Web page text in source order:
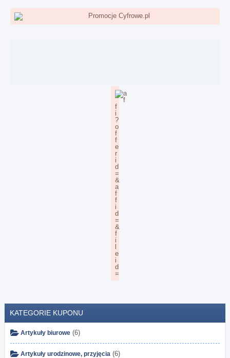
KATEGORIE KUPONU
Artykuły biurowe (6)
Artykuły urodzinowe, przyjęcia (6)